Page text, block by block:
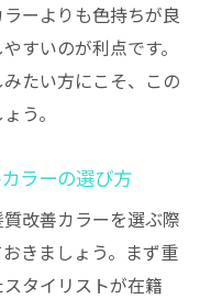
ーよりも色持ちが良
すいのが利点です。
たい方にこそ、この
う。
ラーの選び方
改善カラーを選ぶ際
きましょう。まず重
タイリストが在籍